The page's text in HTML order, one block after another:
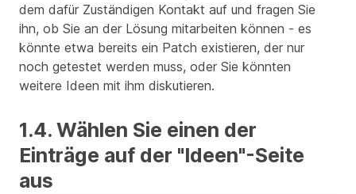
dem dafür Zuständigen Kontakt auf und fragen Sie
ihn, ob Sie an der Lösung mitarbeiten können - es
könnte etwa bereits ein Patch existieren, der nur
noch getestet werden muss, oder Sie könnten
weitere Ideen mit ihm diskutieren.
1.4. Wählen Sie einen der
Einträge auf der "Ideen"-Seite
aus